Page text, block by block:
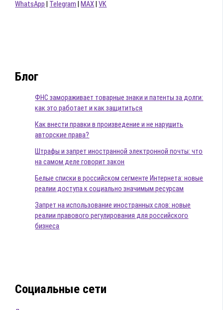
WhatsApp
Telegram MAX |VK
Блог
ФНС замораживает товарные знаки и патенты за долги:
как это работает и как защититься
Как внести правки в произведение и не нарушить
авторские права?
Штрафы и запрет иностранной электронной почты: что
на самом деле говорит закон
Белые списки в российском сегменте Интернета: новые
реалии доступа к социально значимым ресурсам
Запрет на использование иностранных слов: новые
реалии правового регулирования для российского
бизнеса
Социальные сети